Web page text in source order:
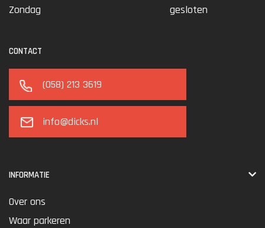
Zondag
gesloten
CONTACT
(058) 213 3619
info@dicks.nl
INFORMATIE
Over ons
Waar parkeren